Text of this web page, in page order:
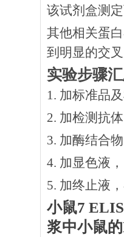
该试剂盒测
其他相关蛋
到明显的交
实验步骤
1. 加标准品
2. 加检测抗
3. 加酶结合
4. 加显色液
5. 加终止液
小鼠7
浆中小鼠的